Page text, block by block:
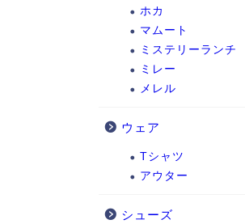
ホカ
マムート
ミステリーランチ
ミレー
メレル
ウェア
Tシャツ
アウター
シューズ